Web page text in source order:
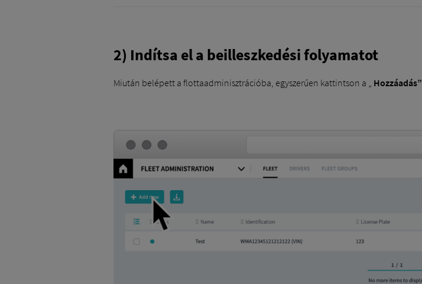
2) Indítsa el a beilleszkedési folyamatot
Miután belépett a flottaadminisztrációba, egyszerűen kattintson a „ Hozzáadás”